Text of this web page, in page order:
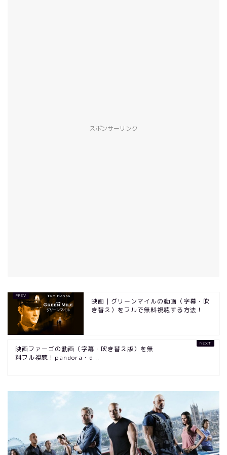
スポンサーリンク
映画｜グリーンマイルの動画（字幕・吹
き替え）をフルで無料視聴する方法！
映画ファーゴの動画（字幕・吹き替え版）を無
料フル視聴！pandora・d...